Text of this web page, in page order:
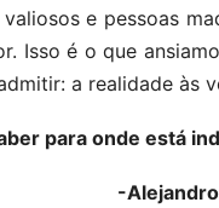
e pessoas
Isso é o que
a realidade às
para onde está
-